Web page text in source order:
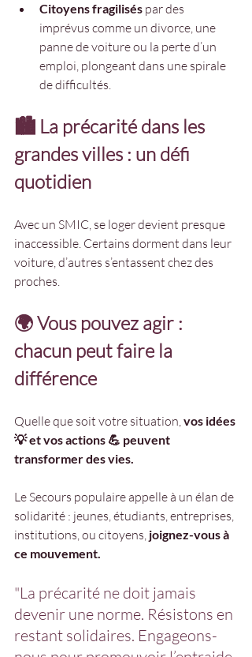
Citoyens fragilisés par des
imprévus comme un divorce, une
panne de voiture ou la perte d’un
emploi, plongeant dans une spirale
de difficultés.
🏙️ La précarité dans les
grandes villes : un défi
quotidien
Avec un SMIC, se loger devient presque
inaccessible. Certains dorment dans leur
voiture, d’autres s’entassent chez des
proches.
🌍 Vous pouvez agir :
chacun peut faire la
différence
Quelle que soit votre situation, vos idées
💡 et vos actions 💪 peuvent
transformer des vies.
Le Secours populaire appelle à un élan de
solidarité : jeunes, étudiants, entreprises,
institutions, ou citoyens, joignez-vous à
ce mouvement.
"La précarité ne doit jamais
devenir une norme. Résistons en
restant solidaires. Engageons-